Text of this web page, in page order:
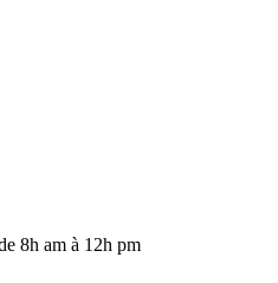
8h am à 12h pm